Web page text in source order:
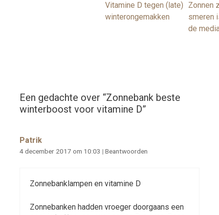
Vitamine D tegen (late)
winterongemakken
Zonnen
smeren
de
Een gedachte over “Zonnebank beste
winterboost voor vitamine D”
Patrik
4 december 2017 om 10:03 | Beantwoorden
Zonnebanklampen en vitamine D
Zonnebanken hadden vroeger doorgaans een